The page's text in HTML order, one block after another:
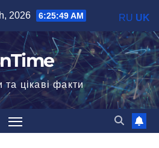
2026 6:25:50 AM
та цікаві факти
RU UK